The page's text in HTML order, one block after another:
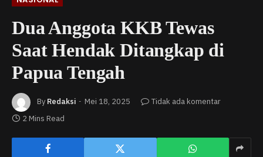
Dua Anggota KKB Tewas
Saat Hendak Ditangkap di
Papua Tengah
By Redaksi Mei 18, 2025
Tidak ada komentar
2 Mins Read